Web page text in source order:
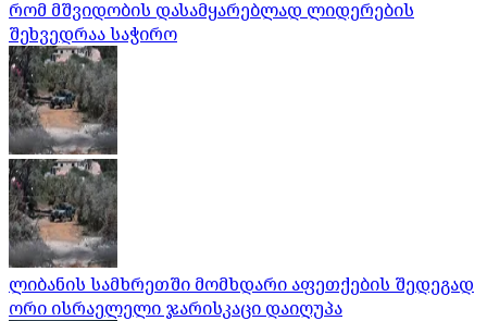
რომ მშვიდობის დასამყარებლად ლიდერების
შეხვედრაა საჭირო
ლიბანის სამხრეთში მომხდარი აფეთქების შედეგად
ორი ისრაელელი ჯარისკაცი დაიღუპა